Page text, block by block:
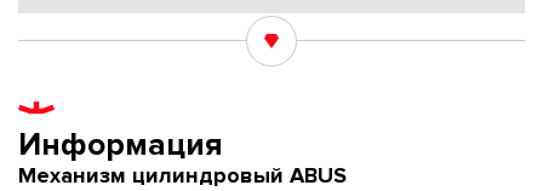
Информация
Механизм цилиндровый ABUS